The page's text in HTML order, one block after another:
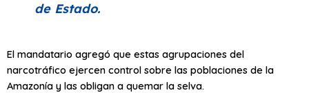
de Estado.
El mandatario agregó que estas agrupaciones del
narcotráfico ejercen control sobre las poblaciones de la
Amazonía y las obligan a quemar la selva.